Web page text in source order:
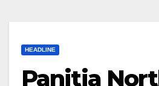
HEADLINE
Panitia